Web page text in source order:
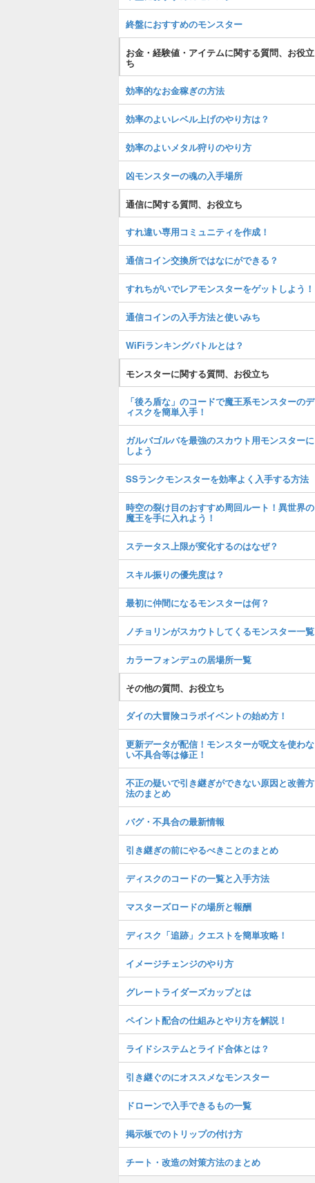
終盤におすすめのモンスター
お金・経験値・アイテムに関する質問、お役立
ち
効率的なお金稼ぎの方法
効率のよいレベル上げのやり方は？
効率のよいメタル狩りのやり方
凶モンスターの魂の入手場所
通信に関する質問、お役立ち
すれ違い専用コミュニティを作成！
通信コイン交換所ではなにができる？
すれちがいでレアモンスターをゲットしよう！
通信コインの入手方法と使いみち
WiFiランキングバトルとは？
モンスターに関する質問、お役立ち
「後ろ盾な」のコードで魔王系モンスターのデ
ィスクを簡単入手！
ガルバゴルバを最強のスカウト用モンスターに
しよう
SSランクモンスターを効率よく入手する方法
時空の裂け目のおすすめ周回ルート！異世界の
魔王を手に入れよう！
ステータス上限が変化するのはなぜ？
スキル振りの優先度は？
最初に仲間になるモンスターは何？
ノチョリンがスカウトしてくるモンスター一覧
カラーフォンデュの居場所一覧
その他の質問、お役立ち
ダイの大冒険コラボイベントの始め方！
更新データが配信！モンスターが呪文を使わな
い不具合等は修正！
不正の疑いで引き継ぎができない原因と改善方
法のまとめ
バグ・不具合の最新情報
引き継ぎの前にやるべきことのまとめ
ディスクのコードの一覧と入手方法
マスターズロードの場所と報酬
ディスク「追跡」クエストを簡単攻略！
イメージチェンジのやり方
グレートライダーズカップとは
ペイント配合の仕組みとやり方を解説！
ライドシステムとライド合体とは？
引き継ぐのにオススメなモンスター
ドローンで入手できるもの一覧
掲示板でのトリップの付け方
チート・改造の対策方法のまとめ